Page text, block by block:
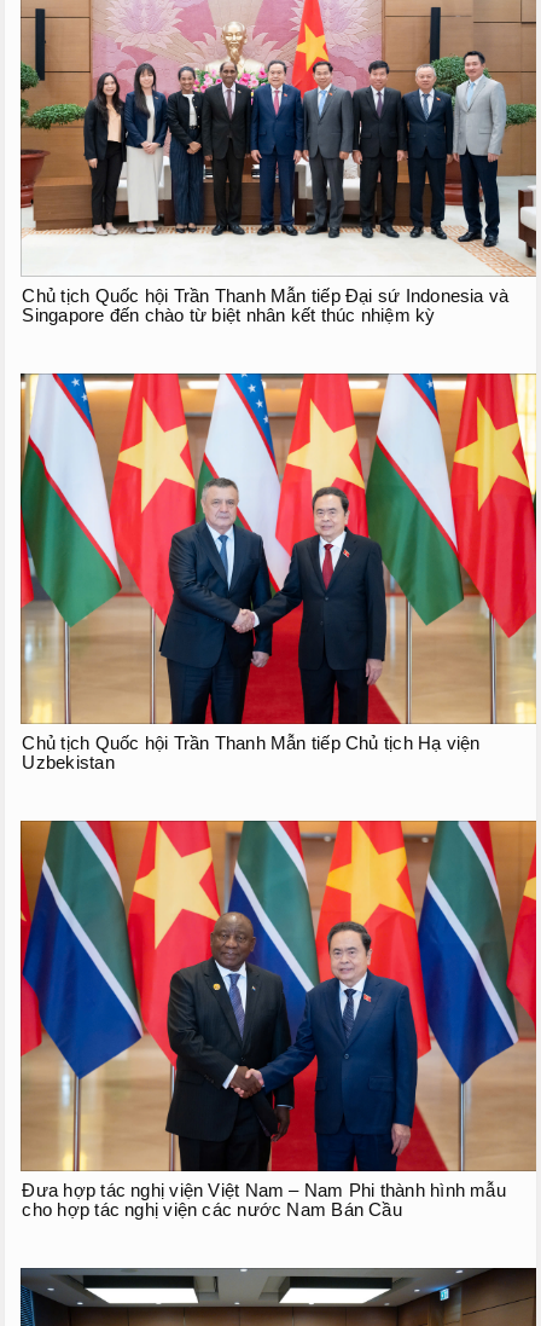
Chủ tịch Quốc hội Trần Thanh Mẫn tiếp Đại sứ Indonesia và
Singapore đến chào từ biệt nhân kết thúc nhiệm kỳ
Chủ tịch Quốc hội Trần Thanh Mẫn tiếp Chủ tịch Hạ viện
Uzbekistan
Đưa hợp tác nghị viện Việt Nam – Nam Phi thành hình mẫu
cho hợp tác nghị viện các nước Nam Bán Cầu